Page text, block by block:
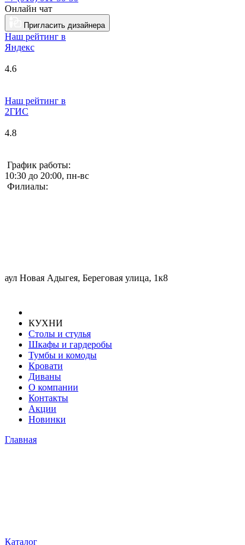
Онлайн чат
Пригласить дизайнера
Наш рейтинг в
Яндекс
4.6
Наш рейтинг в
2ГИС
4.8
График работы:
10:30 до 20:00, пн-вс
Филиалы:
аул Новая Адыгея, Береговая улица, 1к8
КУХНИ
Столы и стулья
Шкафы и гардеробы
Тумбы и комоды
Кровати
Диваны
О компании
Контакты
Акции
Новинки
Главная
Каталог